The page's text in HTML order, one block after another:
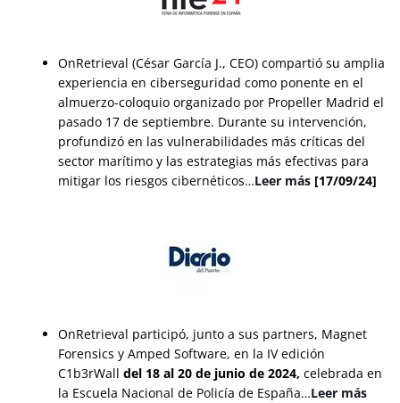
OnRetrieval (César García J., CEO) compartió su amplia
experiencia en ciberseguridad como ponente en el
almuerzo-coloquio organizado por Propeller Madrid el
pasado 17 de septiembre. Durante su intervención,
profundizó en las vulnerabilidades más críticas del
sector marítimo y las estrategias más efectivas para
mitigar los riesgos cibernéticos…Leer más [17/09/24]
OnRetrieval participó, junto a sus partners, Magnet
Forensics y Amped Software, en la IV edición
C1b3rWall del 18 al 20 de junio de 2024, celebrada en
la Escuela Nacional de Policía de España…Leer más